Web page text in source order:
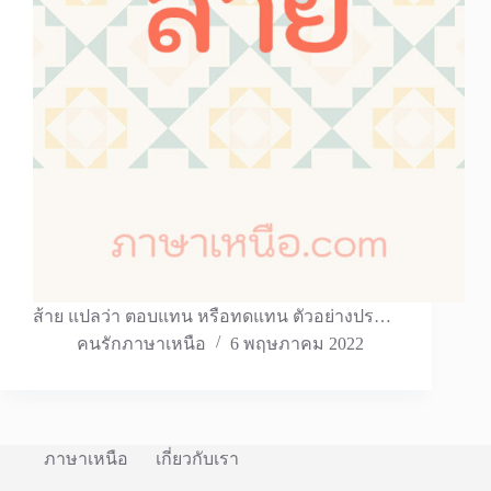
ส้าย แปลว่า ตอบแทน หรือทดแทน ตัวอย่างปร…
คนรักภาษาเหนือ
6 พฤษภาคม 2022
ภาษาเหนือ เกี่ยวกับเรา